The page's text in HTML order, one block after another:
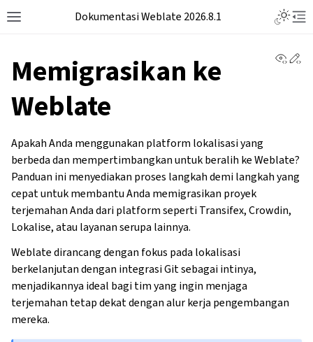
Dokumentasi Weblate 2026.8.1
Memigrasikan ke
Weblate
Apakah Anda menggunakan platform lokalisasi yang
berbeda dan mempertimbangkan untuk beralih ke Weblate?
Panduan ini menyediakan proses langkah demi langkah yang
cepat untuk membantu Anda memigrasikan proyek
terjemahan Anda dari platform seperti Transifex, Crowdin,
Lokalise, atau layanan serupa lainnya.
Weblate dirancang dengan fokus pada lokalisasi
berkelanjutan dengan integrasi Git sebagai intinya,
menjadikannya ideal bagi tim yang ingin menjaga
terjemahan tetap dekat dengan alur kerja pengembangan
mereka.